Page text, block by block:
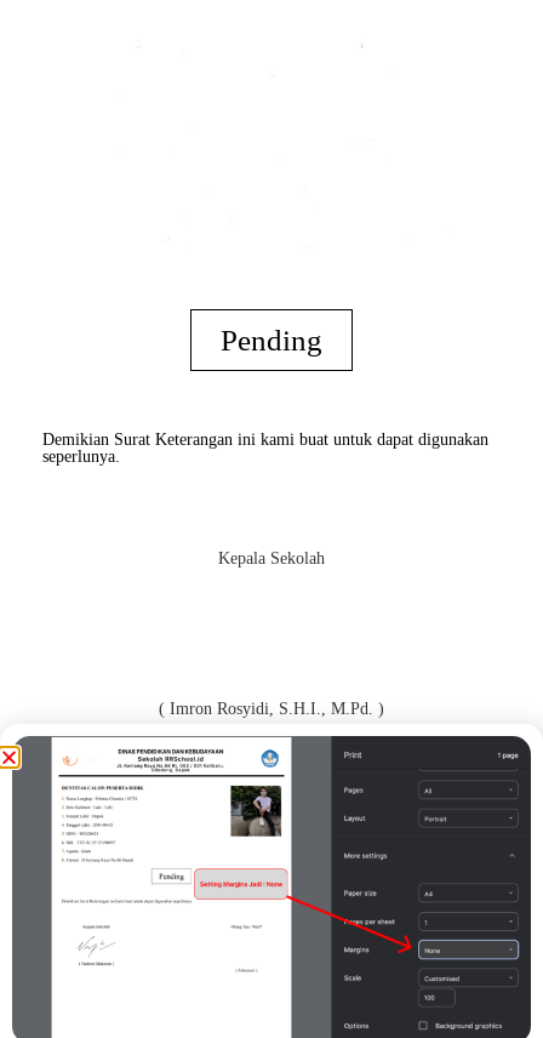
Pending
Demikian Surat Keterangan ini kami buat untuk dapat digunakan
seperlunya.
Kepala Sekolah
( Imron Rosyidi, S.H.I., M.Pd. )
Orang Tua / Wali*
( DSDSFDF )
Print